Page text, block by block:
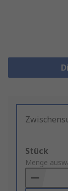
Add
to
Basket
Stück
Menge